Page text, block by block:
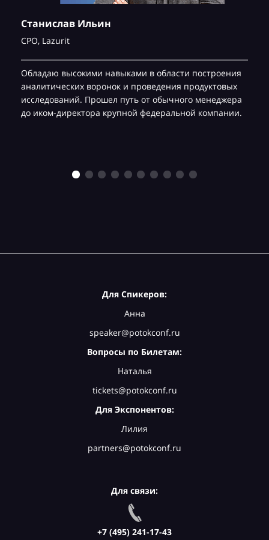
Станислав Ильин
CPO, Lazurit
Обладаю высокими навыками в области построения
аналитических воронок и проведения продуктовых
исследований. Прошел путь от обычного менеджера
до иком-директора крупной федеральной компании.
Для Спикеров:
Анна
speaker@potokconf.ru
Вопросы по Билетам:
Наталья
tickets@potokconf.ru
Для Экспонентов:
Лилия
partners@potokconf.ru
Для связи:
+7 (495) 241-17-43